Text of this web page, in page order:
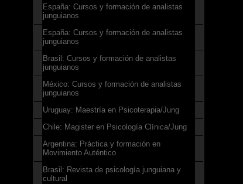
España: Cursos y formación de analistas
junguianos
España: Cursos y formación de analistas
junguianos
Brasil: Cursos y formación de analistas
junguianos
México: Cursos y formación de analistas
junguianos
Uruguay: Maestría en Psicoterapia/Jung
Chile: Magister en Psicología Clínica/Jung
Argentina: Práctica y formación en
Movimiento Auténtico
Brasil: Revista de psicología junguiana y
cultural